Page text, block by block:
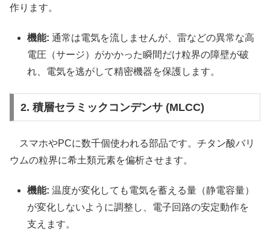
作ります。
機能: 通常は電気を流しませんが、雷などの異常な高
電圧（サージ）がかかった瞬間だけ粒界の障壁が破
れ、電気を逃がして精密機器を保護します。
2. 積層セラミックコンデンサ (MLCC)
スマホやPCに数千個使われる部品です。チタン酸バリ
ウムの粒界に希土類元素を偏析させます。
機能: 温度が変化しても電気を蓄える量（静電容量）
が変化しないように調整し、電子回路の安定動作を
支えます。